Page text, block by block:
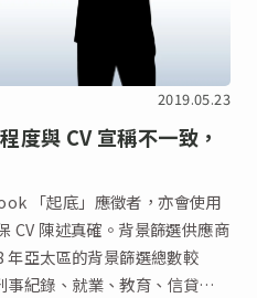
2019.05.23
度與 CV 宣稱不一致，
「起底」應徵者，亦會使用
CV 陳述真確。背景篩選供應商
亞太區的背景篩選總數較
紀錄、就業、教育、信貸和